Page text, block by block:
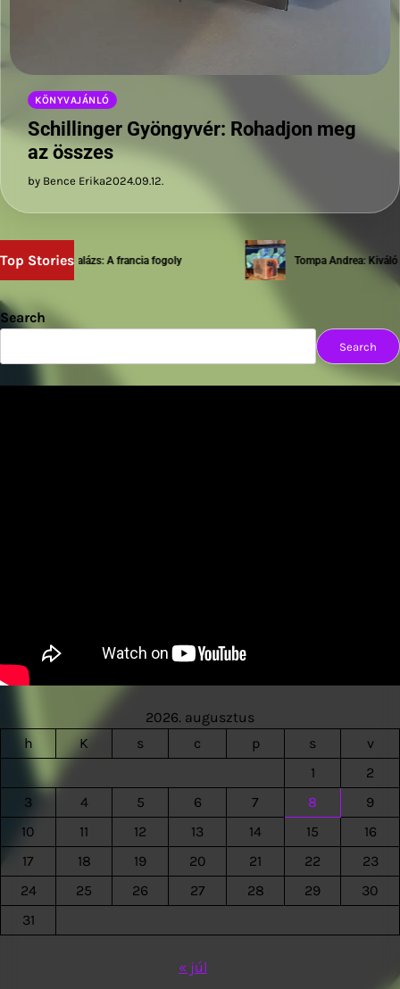
KÖNYVAJÁNLÓ
Schillinger Gyöngyvér: Rohadjon meg
az összes
by Bence Erika2024.09.12.
Top Stories
Sziwery Balázs: A francia fogoly Tompa Andrea: Kiváló
Search
Search
2026. augusztus
h
K s c p s
v
1
2
3
4 5 6 7 8
9
10
11 12 13 14 15
16
17
18 19 20 21 22
23
24
25 26 27 28 29
30
31
« júl